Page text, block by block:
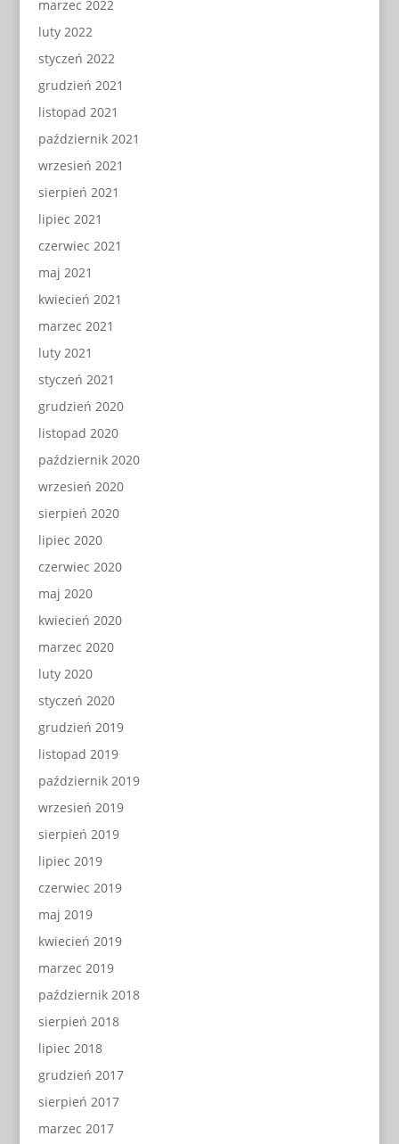
marzec 2022
luty 2022
styczeń 2022
grudzień 2021
listopad 2021
październik 2021
wrzesień 2021
sierpień 2021
lipiec 2021
czerwiec 2021
maj 2021
kwiecień 2021
marzec 2021
luty 2021
styczeń 2021
grudzień 2020
listopad 2020
październik 2020
wrzesień 2020
sierpień 2020
lipiec 2020
czerwiec 2020
maj 2020
kwiecień 2020
marzec 2020
luty 2020
styczeń 2020
grudzień 2019
listopad 2019
październik 2019
wrzesień 2019
sierpień 2019
lipiec 2019
czerwiec 2019
maj 2019
kwiecień 2019
marzec 2019
październik 2018
sierpień 2018
lipiec 2018
grudzień 2017
sierpień 2017
marzec 2017